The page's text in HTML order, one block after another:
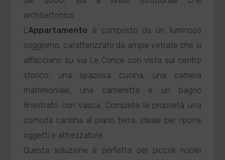
architettonico.
L'Appartamento è composto da un luminoso
soggiorno, caratterizzato da ampie vetrate che si
affacciano su via Le Conce con vista sul centro
storico, una spaziosa cucina, una camera
matrimoniale, una cameretta e un bagno
finestrato con vasca. Completa la proprietà una
comoda cantina al piano terra, ideale per riporre
oggetti e attrezzature.
Questa soluzione è perfetta per piccoli nuclei